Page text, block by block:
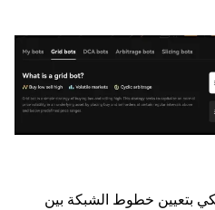
بتعيين خطوط الشبكة بين